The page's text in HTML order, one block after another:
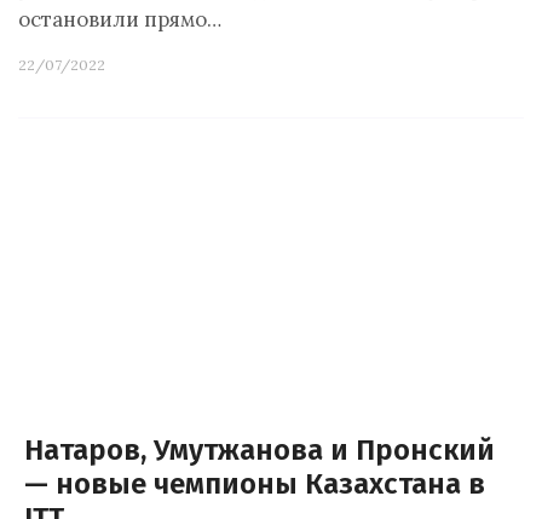
остановили прямо…
22/07/2022
Натаров, Умутжанова и Пронский
— новые чемпионы Казахстана в